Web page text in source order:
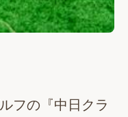
フの『中日クラ